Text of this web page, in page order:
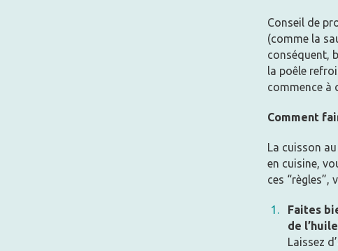
Conseil de
(comme la
conséquent,
la poêle
commence à
Comment
La cuisson
en cuisine,
ces “règles”,
Faites
de
Laissez